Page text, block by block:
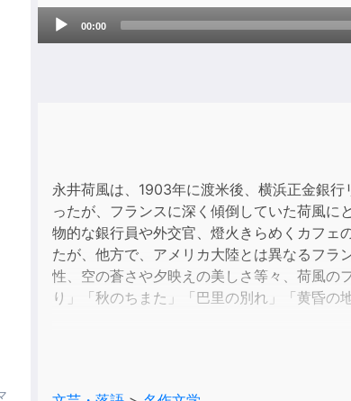
Audio
00:00
永井荷風は、1903年に渡米後、横浜正金銀
ったが、フランスに深く傾倒していた荷風に
物的な銀行員や外交官、燈火きらめくカフェ
たが、他方で、アメリカ大陸とは異なるフラ
性、空の蒼さや夕映えの美しさ等々、荷風の
り」「秋のちまた」「巴里の別れ」「黄昏の